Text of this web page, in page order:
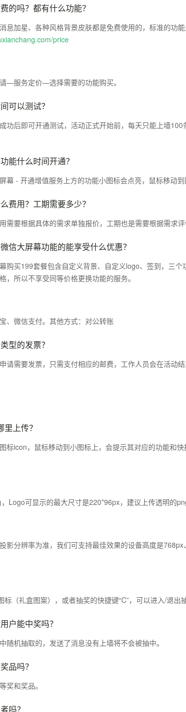
的吗？都有什么功能？
息加星、各种风格背景皮肤都是免费使用的，标准的功
price
—服务定价—选择需要的功能购买。
可以测试？
功后即可开通测试，活动正式开始前，每天只能上墙
能什么时间开通？
幕 - 开通增值服务上方的功能小图标会点亮，鼠标移动
费用？工期需要多少？
需要根据具体的需求单独报价，工期也是需要根据需求评
信大屏幕功能的能享受什么优惠？
购买199套餐包含自定义背景、自定义logo、签到，三个
，所以不享受同等价格更换功能的服务。
、微信支付。其他方式：对公转账
型的发票？
请需要发票，只需支付相应的邮费，工作人员会在活动
上传？
标icon，鼠标移动到小图标上，会提示其对应的功能和
Logo可显示的最大尺寸是220*96px，建议上传透明的
影分辨率为准，我们可支持最佳效果的设备高度是
标（礼盒图案），或者抽奖的快捷键“C”，可以进入/退出
户能中奖吗？
随机抽取的，发送了消息没有上墙将不会被抽中。
品吗？
奖和奖品。
吗？